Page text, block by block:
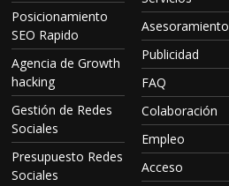
Posicionamiento
SEO Rapido
Agencia de Growth
hacking
Gestión de Redes
Sociales
Presupuesto Redes
Sociales
Asesoramiento
Publicidad
FAQ
Colaboración
Empleo
Acceso